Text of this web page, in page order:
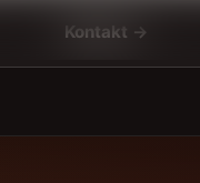
Kontakt →